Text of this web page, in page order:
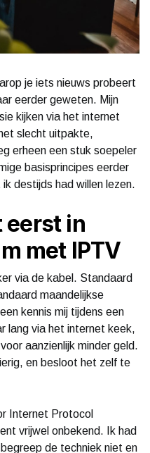
je iets nieuws probeert
eerder geweten. Mijn
kijken via het internet
slecht uitpakte,
erheen een stuk soepeler
basisprincipes eerder
destijds had willen lezen.
eerst in
met IPTV
via de kabel. Standaard
maandelijkse
kennis mij tijdens een
lang via het internet keek,
aanzienlijk minder geld.
en besloot het zelf te
Internet Protocol
vrijwel onbekend. Ik had
de techniek niet en